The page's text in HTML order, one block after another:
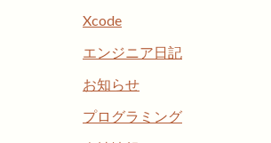
Xcode
エンジニア日記
お知らせ
プログラミング